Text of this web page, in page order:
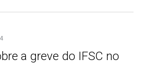
a greve do IFSC no